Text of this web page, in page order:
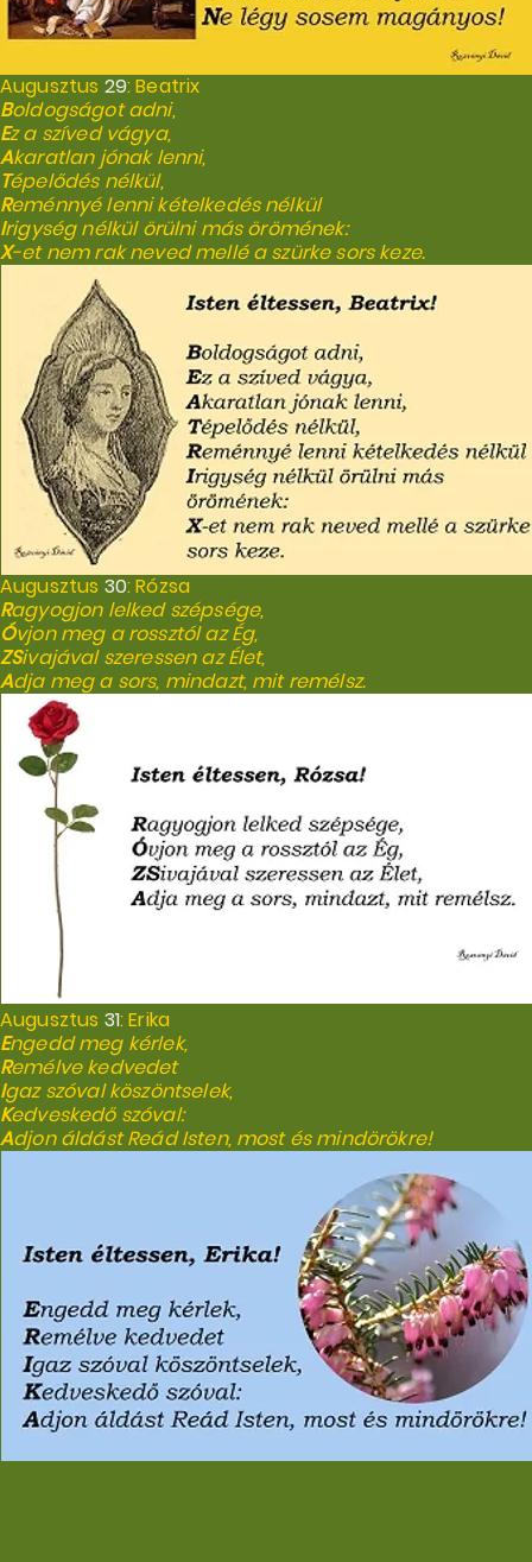
Augusztus 29: Beatrix
Boldogságot adni,
Ez a szíved vágya,
Akaratlan jónak lenni,
Tépelődés nélkül,
Reménnyé lenni kételkedés nélkül
Irigység nélkül örülni más örömének:
X-et nem rak neved mellé a szürke sors keze.
Augusztus 30: Rózsa
Ragyogjon lelked szépsége,
Óvjon meg a rossztól az Ég,
ZSivajával szeressen az Élet,
Adja meg a sors, mindazt, mit remélsz.
Augusztus 31: Erika
Engedd meg kérlek,
Remélve kedvedet
Igaz szóval köszöntselek,
Kedveskedő szóval:
Adjon áldást Reád Isten, most és mindörökre!